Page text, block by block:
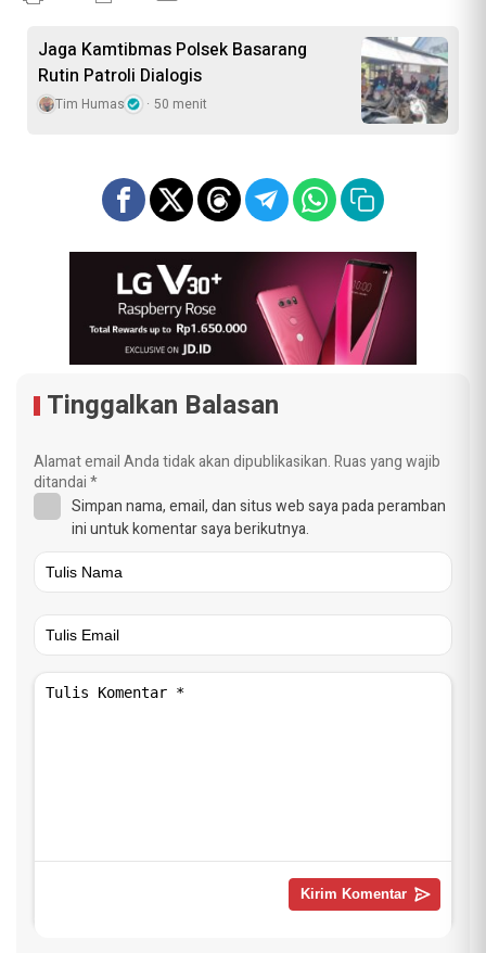
Jaga Kamtibmas Polsek Basarang
Rutin Patroli Dialogis
Tim Humas 50 menit
Tinggalkan Balasan
Alamat email Anda tidak akan dipublikasikan.Ruas yang wajib
ditandai*
Simpan nama, email, dan situs web saya pada peramban
ini untuk komentar saya berikutnya.